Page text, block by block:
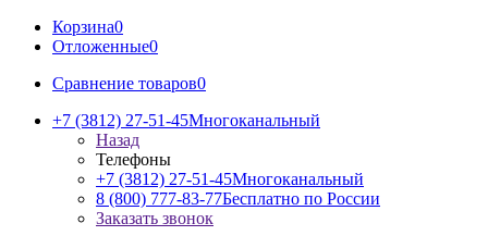
Корзина0
Отложенные0
Сравнение товаров0
+7 (3812) 27-51-45Многоканальный
Назад
Телефоны
+7 (3812) 27-51-45Многоканальный
8 (800) 777-83-77Бесплатно по России
Заказать звонок